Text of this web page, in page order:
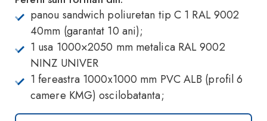
panou sandwich poliuretan tip C 1 RAL 9002
40mm (garantat 10 ani);
1 usa 1000×2050 mm metalica RAL 9002
NINZ UNIVER
1 fereastra 1000x1000 mm PVC ALB (profil 6
camere KMG) oscilobatanta;